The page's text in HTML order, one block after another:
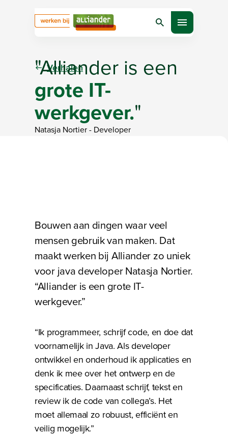
ZoekenOpen menu
Verhalen
"Alliander is een
grote IT-
werkgever."
Natasja Nortier- Developer
Bouwen aan dingen waar veel
mensen gebruik van maken. Dat
maakt werken bij Alliander zo uniek
voor java developer Natasja Nortier.
“Alliander is een grote IT-
werkgever.”
“Ik programmeer, schrijf code, en doe dat
voornamelijk in Java. Als developer
ontwikkel en onderhoud ik applicaties en
denk ik mee over het ontwerp en de
specificaties. Daarnaast schrijf, tekst en
review ik de code van collega’s. Het
moet allemaal zo robuust, efficiënt en
veilig mogelijk.”